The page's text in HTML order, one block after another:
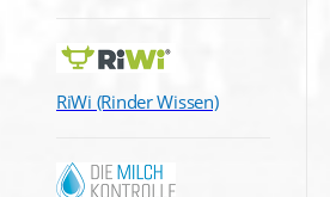
RiWi (Rinder Wissen)